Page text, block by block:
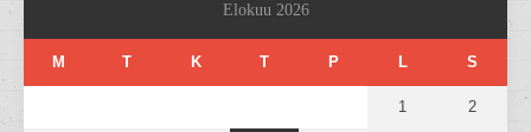
Elokuu 2026
M T K T P L S
1 2